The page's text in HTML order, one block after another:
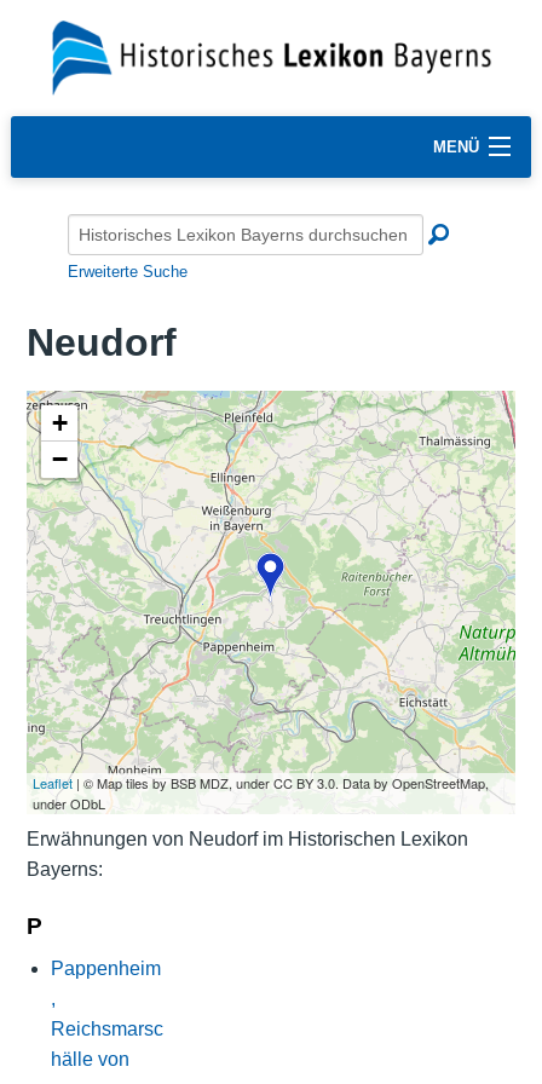
MENÜ
Erweiterte Suche
Neudorf
+
−
Leaflet| © Map tiles by BSB MDZ, under CC BY 3.0. Data by OpenStreetMap,
under ODbL
Erwähnungen von Neudorf im Historischen Lexikon
Bayerns:
P
Pappenheim
,
Reichsmarsc
hälle von